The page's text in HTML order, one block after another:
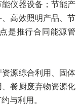
仪器设备；节能产
高效照明产品、节
是推行合同能源管
源综合利用、固体
餐厨废弃物资源化
与利用。